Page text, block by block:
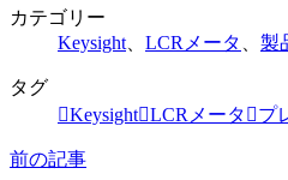
カテゴリー
Keysight
LCRメータ 製
タグ
Keysight LCRメータ プ
前の記事